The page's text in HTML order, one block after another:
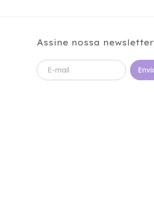
Assine nossa newsletter